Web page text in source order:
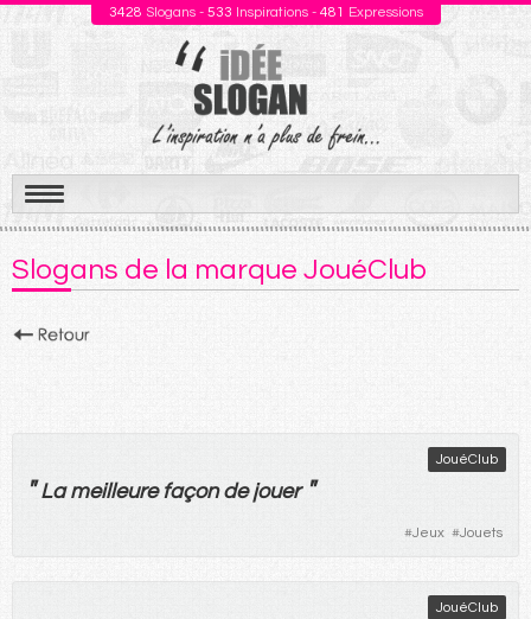
3428 Slogans - 533 Inspirations - 481 Expressions
Aller
au
contenu
Slogans de la marque JouéClub
JouéClub
" La meilleure façon de jouer "
#Jeux #Jouets
JouéClub